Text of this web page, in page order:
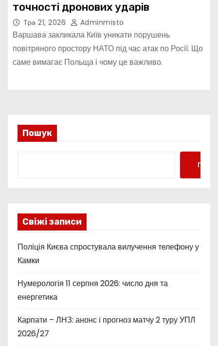
точності дронових ударів
Тра 21, 2026 Adminmisto
Варшава закликала Київ уникати порушень
повітряного простору НАТО під час атак по Росії. Що
саме вимагає Польща і чому це важливо.
Пошук
Свіжі записи
Поліція Києва спростувала вилучення телефону у
Камки
Нумерологія 11 серпня 2026: число дня та
енергетика
Карпати – ЛНЗ: анонс і прогноз матчу 2 туру УПЛ
2026/27